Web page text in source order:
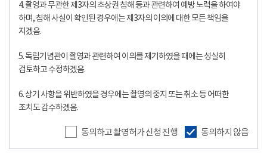
4. 촬영과 무관한 제3자의 초상권 침해 등과 관련하여 예방 노력을 하여야
하며, 침해 사실이 확인된 경우에는 제3자의 이의에 대한 모든 책임을
지겠음.
5. 독립기념관이 촬영과 관련하여 이의를 제기하였을 때에는 성실히
검토하고 수정하겠음.
6. 상기 사항을 위반하였을 경우에는 촬영의 중지 또는 취소 등 어떠한
조치도 감수하겠음.
동의하고 촬영허가 신청 진행 동의하지 않음